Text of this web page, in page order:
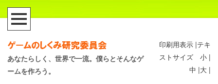
あなたらしく、世界で一流。僕らとそんなゲ
ームを作ろう。
印刷用表示 |テキ
ストサイズ 小 |
中 |大 |